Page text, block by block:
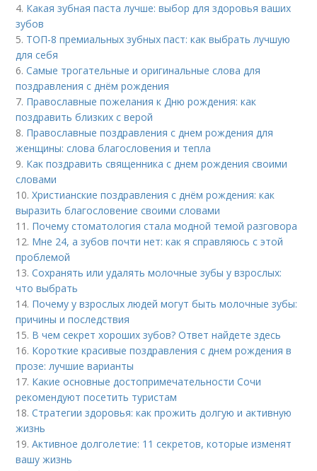
4. Какая зубная паста лучше: выбор для здоровья ваших
зубов
5. ТОП-8 премиальных зубных паст: как выбрать лучшую
для себя
6.Самые трогательные и оригинальные слова для
поздравления с днём рождения
7. Православные пожелания к Дню рождения: как
поздравить близких с верой
8. Православные поздравления с днем рождения для
женщины: слова благословения и тепла
9. Как поздравить священника с днем рождения своими
словами
10.Христианские поздравления с днём рождения: как
выразить благословение своими словами
11. Почему стоматология стала модной темой разговора
12. Мне 24, а зубов почти нет: как я справляюсь с этой
проблемой
13.Сохранять или удалять молочные зубы у взрослых:
что выбрать
14. Почему у взрослых людей могут быть молочные зубы:
причины и последствия
15. В чем секрет хороших зубов? Ответ найдете здесь
16. Короткие красивые поздравления с днем рождения в
прозе: лучшие варианты
17. Какие основные достопримечательности Сочи
рекомендуют посетить туристам
18.Стратегии здоровья: как прожить долгую и активную
жизнь
19.Активное долголетие: 11 секретов, которые изменят
вашу жизнь